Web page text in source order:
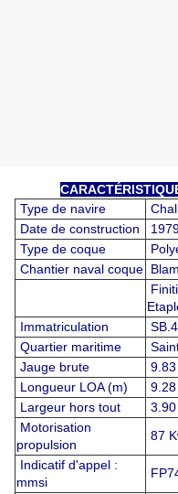
Type de navire
Date de construction
Type de coque
Chantier naval coque
Immatriculation
Quartier maritime
Jauge brute
Longueur LOA (m)
9.28
Largeur hors tout
3.90
Motorisation
propulsion
87
Indicatif d'appel :
mmsi